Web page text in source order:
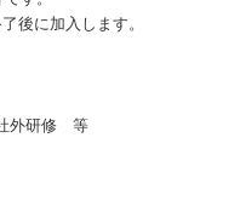
後に加入します。
外研修 等